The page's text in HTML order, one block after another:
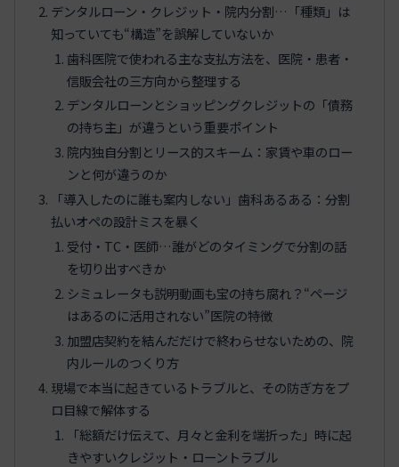
デンタルローン・クレジット・院内分割…「種類」は
知っていても“構造”を誤解していないか
歯科医院で使われる主な支払方法を、医院・患者・
信販会社の三方向から整理する
デンタルローンとショッピングクレジットの「債務
の持ち主」が違うという重要ポイント
院内独自分割とリース的スキーム：家賃や車のロー
ンと何が違うのか
「導入したのに誰も案内しない」歯科あるある：分割
払いオペの設計ミスを暴く
受付・TC・医師…誰がどのタイミングで分割の話
を切り出すべきか
シミュレータも説明動画も宝の持ち腐れ？“ページ
はあるのに活用されない”医院の特徴
加盟店契約を結んだだけで終わらせないための、院
内ルールのつくり方
現場で本当に起きているトラブルと、その防ぎ方をプ
ロ目線で解体する
「総額だけ伝えて、月々と金利を端折った」時に起
きやすいクレジット・ローントラブル